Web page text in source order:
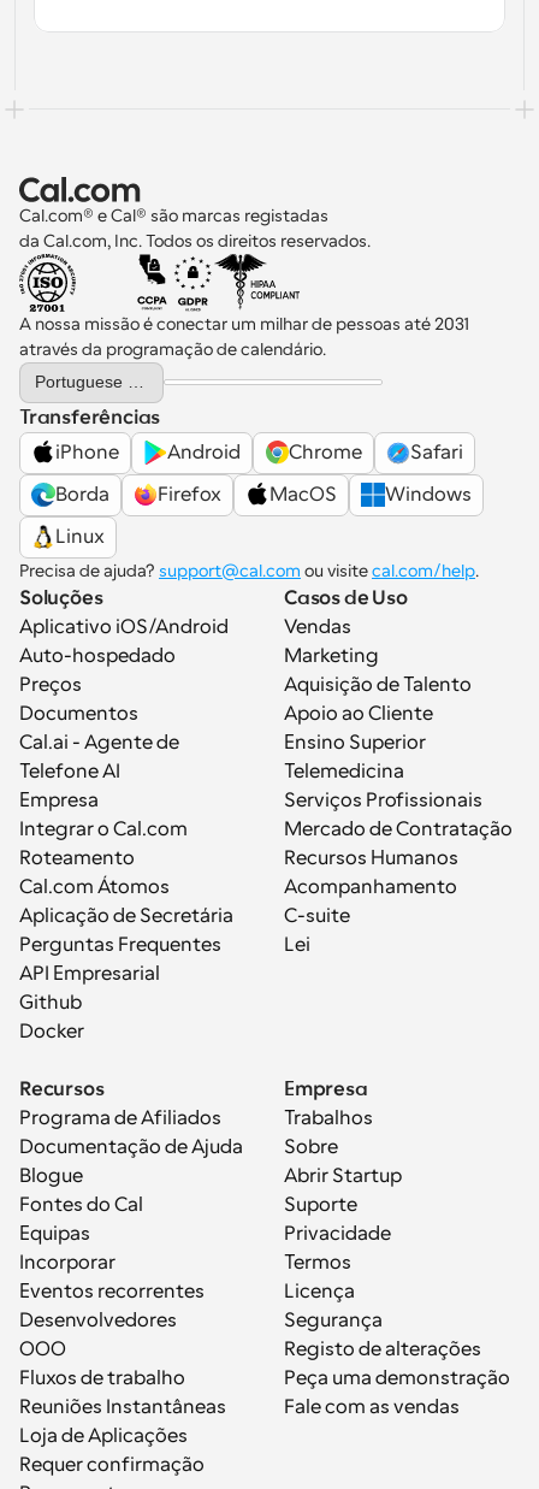
Cal.com® e Cal® são marcas registadas
da Cal.com, Inc. Todos os direitos reservados.
A nossa missão é conectar um milhar de pessoas até 2031
através da programação de calendário.
Select Language
Portuguese (Portugal)
Transferências
iPhone
Android Chrome
Safari
Borda
Firefox MacOS
Windows
Linux
Precisa de ajuda? support@cal.com ou visite cal.com/help.
Soluções
Aplicativo iOS/Android
Auto-hospedado
Preços
Documentos
Cal.ai - Agente de
Telefone AI
Empresa
Integrar o Cal.com
Roteamento
Cal.com Átomos
Aplicação de Secretária
Perguntas Frequentes
API Empresarial
Github
Docker
Casos de Uso
Vendas
Marketing
Aquisição de Talento
Apoio ao Cliente
Ensino Superior
Telemedicina
Serviços Profissionais
Mercado de Contratação
Recursos Humanos
Acompanhamento
C-suite
Lei
Recursos
Programa de Afiliados
Documentação de Ajuda
Blogue
Fontes do Cal
Equipas
Incorporar
Eventos recorrentes
Desenvolvedores
OOO
Fluxos de trabalho
Reuniões Instantâneas
Loja de Aplicações
Requer confirmação
Empresa
Trabalhos
Sobre
Abrir Startup
Suporte
Privacidade
Termos
Licença
Segurança
Registo de alterações
Peça uma demonstração
Fale com as vendas